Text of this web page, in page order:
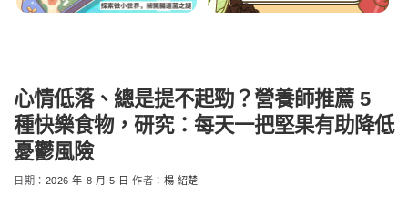
心情低落、總是提不起勁？營養師推薦 5
種快樂食物，研究：每天一把堅果有助降低
憂鬱風險
日期： 2026 年 8 月 5 日 作者： 楊 紹楚